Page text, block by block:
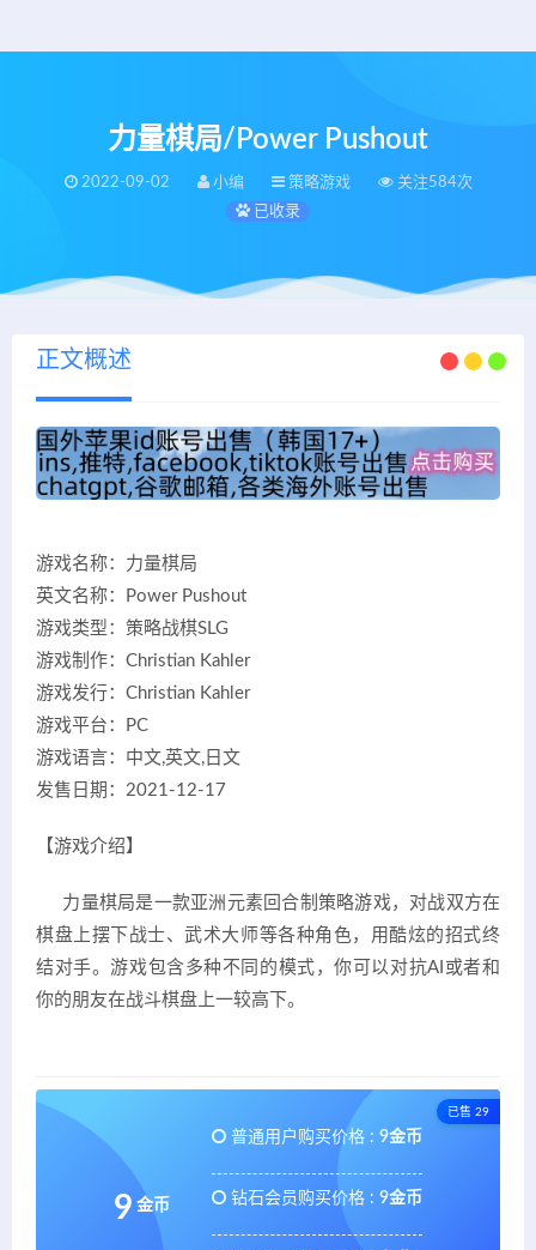
力量棋局/Power Pushout
2022-09-02 小编 策略游戏
关注584次
已收录
正文概述
游戏名称：力量棋局
英文名称：Power Pushout
游戏类型：策略战棋SLG
游戏制作：Christian Kahler
游戏发行：Christian Kahler
游戏平台：PC
游戏语言：中文,英文,日文
发售日期：2021-12-17
【游戏介绍】
力量棋局是一款亚洲元素回合制策略游戏，对战双方在
棋盘上摆下战士、武术大师等各种角色，用酷炫的招式终
结对手。游戏包含多种不同的模式，你可以对抗AI或者和
你的朋友在战斗棋盘上一较高下。
已售 29
9 金币
普通用户购买价格 : 9金币
钻石会员购买价格 : 9金币